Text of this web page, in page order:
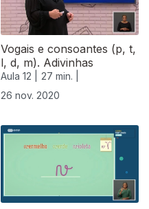
Vogais e consoantes (p, t,
l, d, m). Adivinhas
Aula 12 |
27 min. |
26 nov. 2020